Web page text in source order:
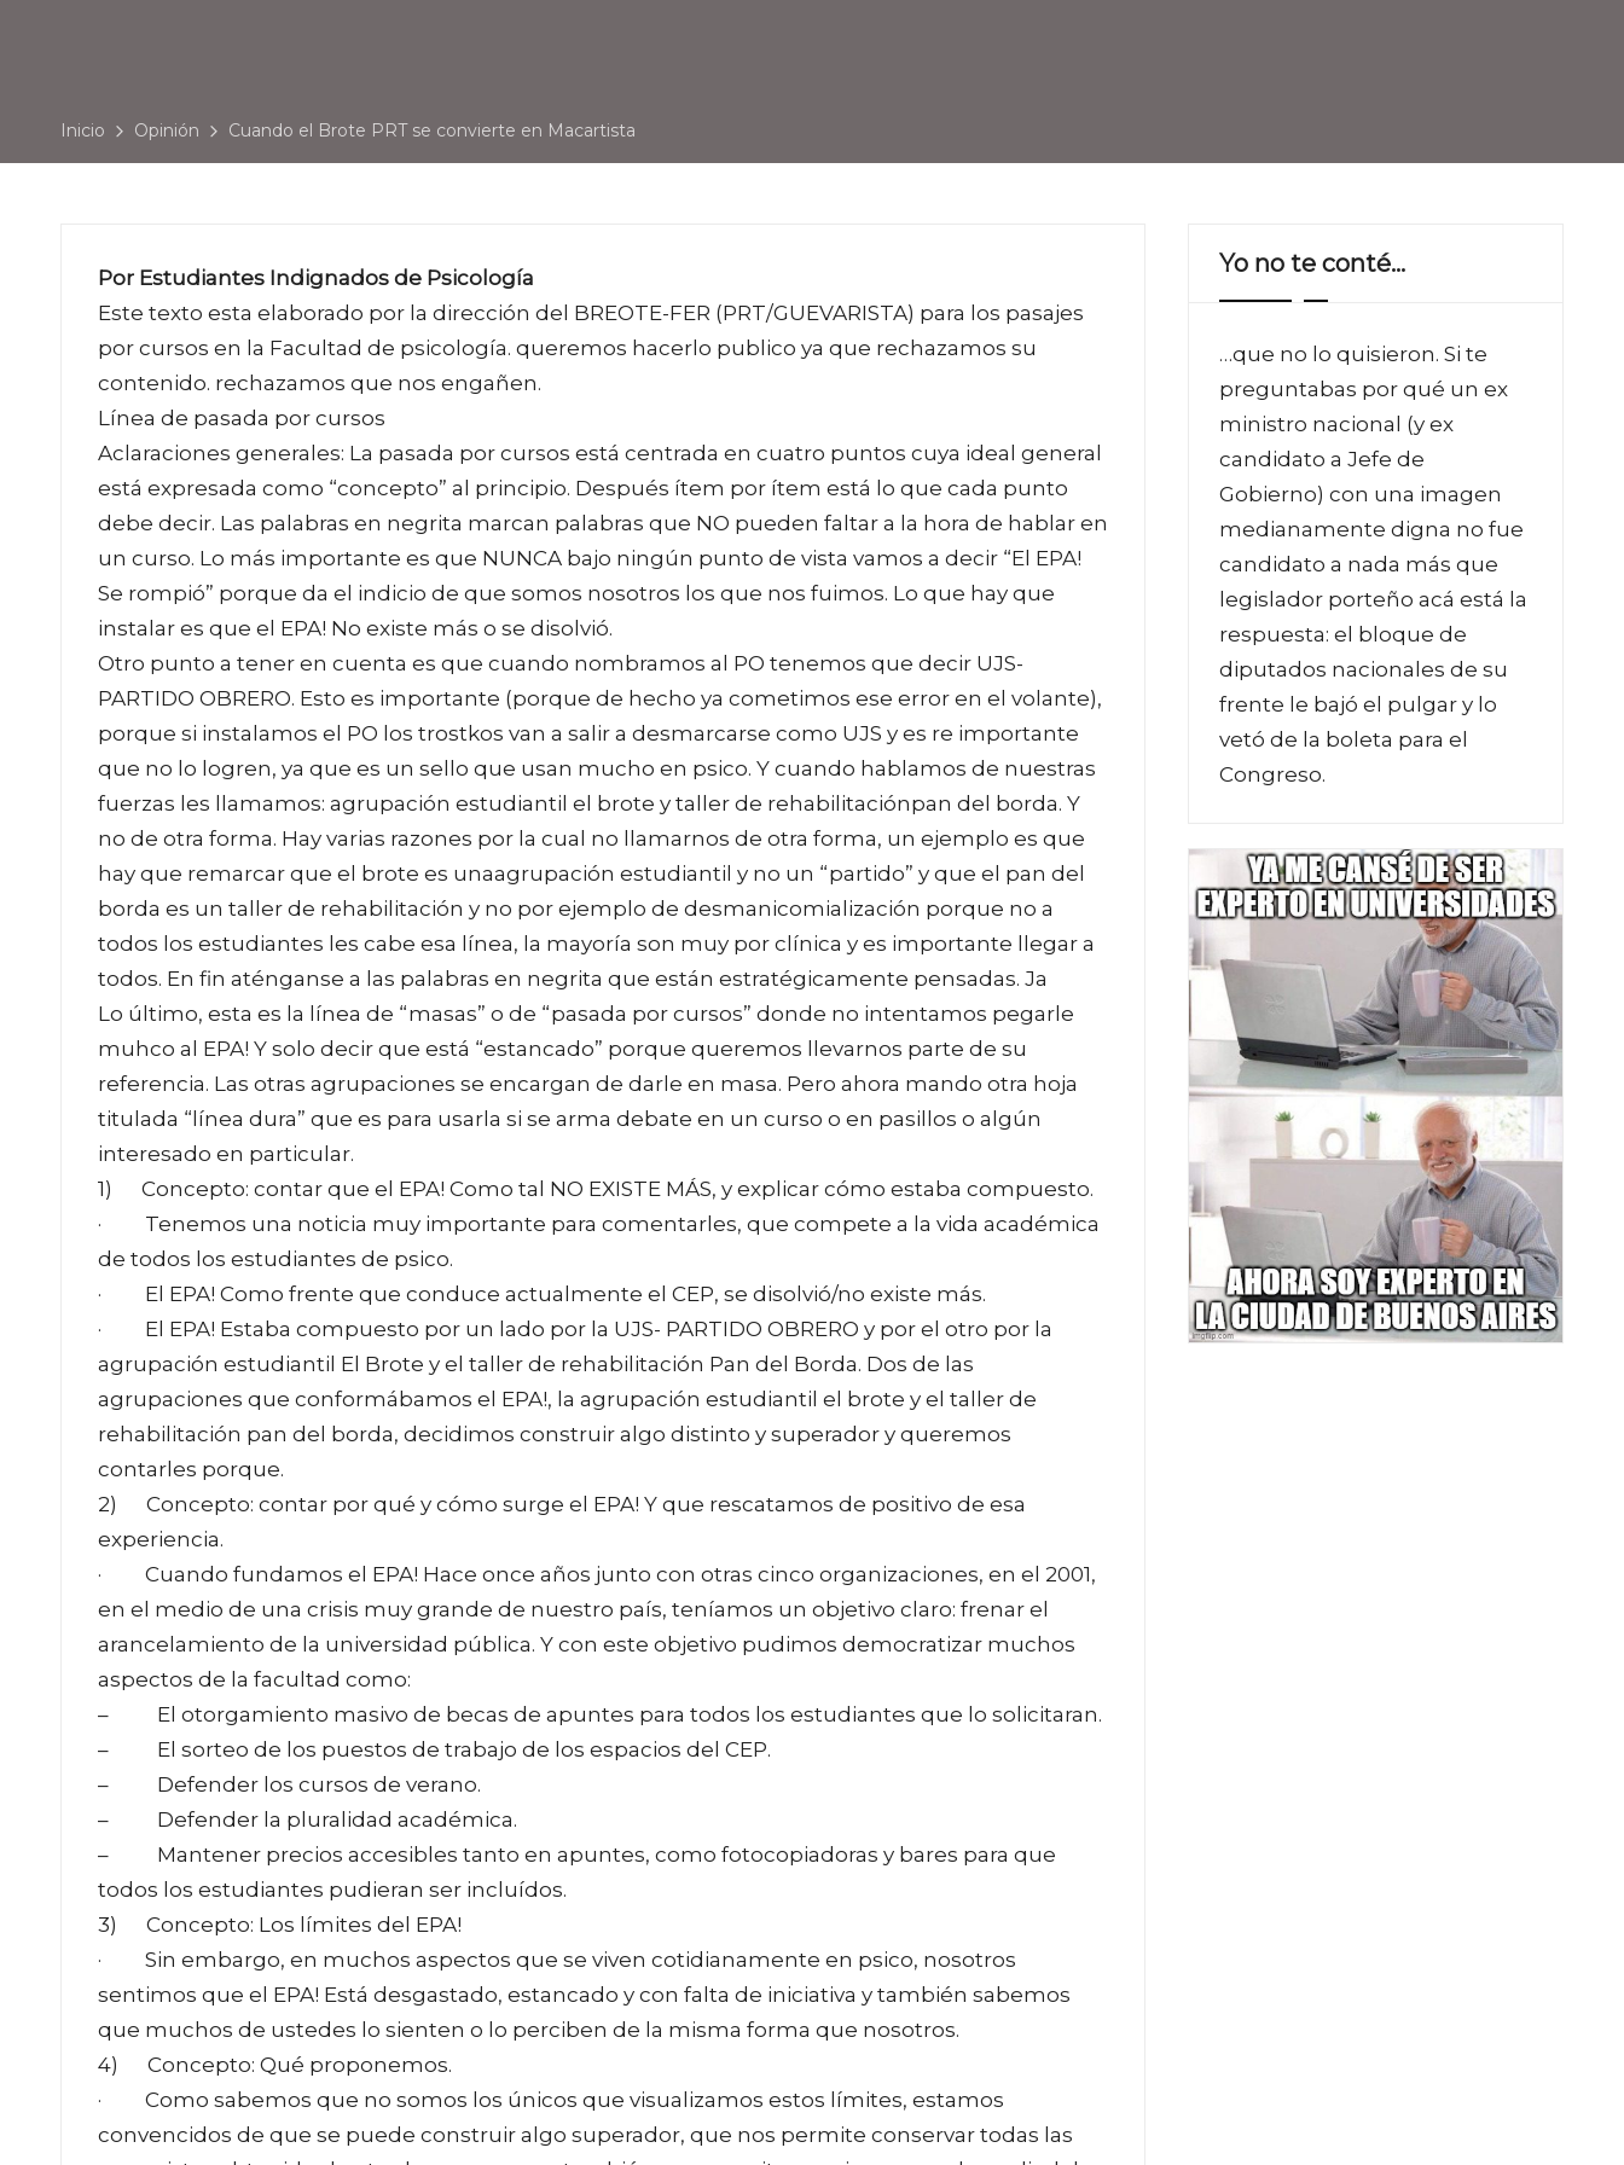
Inicio Opinión Cuando el Brote PRT se convierte en Macartista
Por Estudiantes Indignados de Psicología
Este texto esta elaborado por la dirección del BREOTE-FER (PRT/GUEVARISTA) para los pasajes
por cursos en la Facultad de psicología. queremos hacerlo publico ya que rechazamos su
contenido. rechazamos que nos engañen.
Línea de pasada por cursos
Aclaraciones generales: La pasada por cursos está centrada en cuatro puntos cuya ideal general
está expresada como “concepto” al principio. Después ítem por ítem está lo que cada punto
debe decir. Las palabras en negrita marcan palabras que NO pueden faltar a la hora de hablar en
un curso. Lo más importante es que NUNCA bajo ningún punto de vista vamos a decir “El EPA!
Se rompió” porque da el indicio de que somos nosotros los que nos fuimos. Lo que hay que
instalar es que el EPA! No existe más o se disolvió.
Otro punto a tener en cuenta es que cuando nombramos al PO tenemos que decir UJS-
PARTIDO OBRERO. Esto es importante (porque de hecho ya cometimos ese error en el volante),
porque si instalamos el PO los trostkos van a salir a desmarcarse como UJS y es re importante
que no lo logren, ya que es un sello que usan mucho en psico. Y cuando hablamos de nuestras
fuerzas les llamamos: agrupación estudiantil el brote y taller de rehabilitaciónpan del borda. Y
no de otra forma. Hay varias razones por la cual no llamarnos de otra forma, un ejemplo es que
hay que remarcar que el brote es unaagrupación estudiantil y no un “partido” y que el pan del
borda es un taller de rehabilitación y no por ejemplo de desmanicomialización porque no a
todos los estudiantes les cabe esa línea, la mayoría son muy por clínica y es importante llegar a
todos. En fin aténganse a las palabras en negrita que están estratégicamente pensadas. Ja
Lo último, esta es la línea de “masas” o de “pasada por cursos” donde no intentamos pegarle
muhco al EPA! Y solo decir que está “estancado” porque queremos llevarnos parte de su
referencia. Las otras agrupaciones se encargan de darle en masa. Pero ahora mando otra hoja
titulada “línea dura” que es para usarla si se arma debate en un curso o en pasillos o algún
interesado en particular.
1) Concepto: contar que el EPA! Como tal NO EXISTE MÁS, y explicar cómo estaba compuesto.
· Tenemos una noticia muy importante para comentarles, que compete a la vida académica
de todos los estudiantes de psico.
· El EPA! Como frente que conduce actualmente el CEP, se disolvió/no existe más.
· El EPA! Estaba compuesto por un lado por la UJS- PARTIDO OBRERO y por el otro por la
agrupación estudiantil El Brote y el taller de rehabilitación Pan del Borda. Dos de las
agrupaciones que conformábamos el EPA!, la agrupación estudiantil el brote y el taller de
rehabilitación pan del borda, decidimos construir algo distinto y superador y queremos
contarles porque.
2) Concepto: contar por qué y cómo surge el EPA! Y que rescatamos de positivo de esa
experiencia.
· Cuando fundamos el EPA! Hace once años junto con otras cinco organizaciones, en el 2001,
en el medio de una crisis muy grande de nuestro país, teníamos un objetivo claro: frenar el
arancelamiento de la universidad pública. Y con este objetivo pudimos democratizar muchos
aspectos de la facultad como:
– El otorgamiento masivo de becas de apuntes para todos los estudiantes que lo solicitaran.
– El sorteo de los puestos de trabajo de los espacios del CEP.
– Defender los cursos de verano.
– Defender la pluralidad académica.
– Mantener precios accesibles tanto en apuntes, como fotocopiadoras y bares para que
todos los estudiantes pudieran ser incluídos.
3) Concepto: Los límites del EPA!
· Sin embargo, en muchos aspectos que se viven cotidianamente en psico, nosotros
sentimos que el EPA! Está desgastado, estancado y con falta de iniciativa y también sabemos
que muchos de ustedes lo sienten o lo perciben de la misma forma que nosotros.
4) Concepto: Qué proponemos.
· Como sabemos que no somos los únicos que visualizamos estos límites, estamos
convencidos de que se puede construir algo superador, que nos permite conservar todas las
Yo no te conté…
…que no lo quisieron. Si te
preguntabas por qué un ex
ministro nacional (y ex
candidato a Jefe de
Gobierno) con una imagen
medianamente digna no fue
candidato a nada más que
legislador porteño acá está la
respuesta: el bloque de
diputados nacionales de su
frente le bajó el pulgar y lo
vetó de la boleta para el
Congreso.